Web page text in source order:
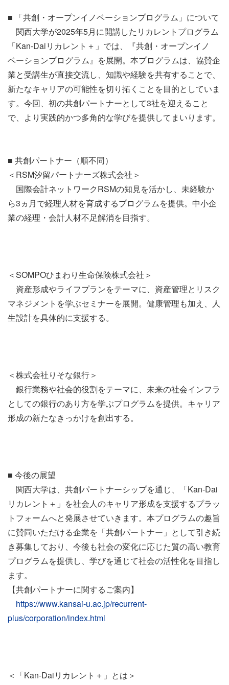
■ 「共創・オープンイノベーションプログラム」について
関西大学が2025年5月に開講したリカレントプログラム
「Kan-Daiリカレント＋」では、『共創・オープンイノ
ベーションプログラム』を展開。本プログラムは、協賛企
業と受講生が直接交流し、知識や経験を共有することで、
新たなキャリアの可能性を切り拓くことを目的としていま
す。今回、初の共創パートナーとして3社を迎えること
で、より実践的かつ多角的な学びを提供してまいります。
■ 共創パートナー（順不同）
＜RSM汐留パートナーズ株式会社＞
国際会計ネットワークRSMの知見を活かし、未経験か
ら3ヵ月で経理人材を育成するプログラムを提供。中小企
業の経理・会計人材不足解消を目指す。
＜SOMPOひまわり生命保険株式会社＞
資産形成やライフプランをテーマに、資産管理とリスク
マネジメントを学ぶセミナーを展開。健康管理も加え、人
生設計を具体的に支援する。
＜株式会社りそな銀行＞
銀行業務や社会的役割をテーマに、未来の社会インフラ
としての銀行のあり方を学ぶプログラムを提供。キャリア
形成の新たなきっかけを創出する。
■ 今後の展望
関西大学は、共創パートナーシップを通じ、「Kan-Dai
リカレント＋」を社会人のキャリア形成を支援するプラッ
トフォームへと発展させていきます。本プログラムの趣旨
に賛同いただける企業を「共創パートナー」として引き続
き募集しており、今後も社会の変化に応じた質の高い教育
プログラムを提供し、学びを通じて社会の活性化を目指し
ます。
【共創パートナーに関するご案内】
https://www.kansai-u.ac.jp/recurrent-
plus/corporation/index.html
＜「Kan-Daiリカレント＋」とは＞